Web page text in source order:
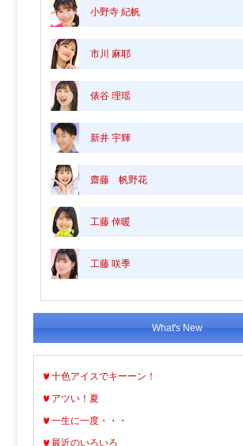
小野寺 紀帆
市川 麻耶
俵谷 理瑶
新井 宇輝
齋藤 帆野花
工藤 倖暖
工藤 咲季
What's New
十色アイスでキーーン！
アツい！夏
一生に一度・・・
最近のいろいろ